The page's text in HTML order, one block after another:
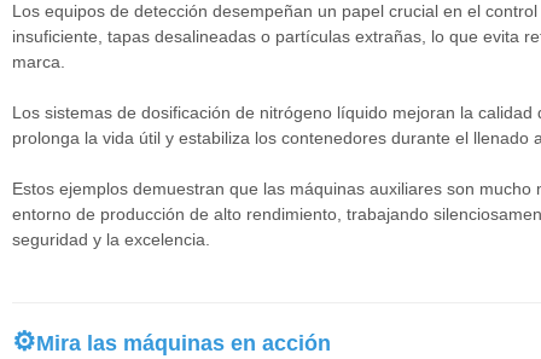
Los equipos de detección desempeñan un papel crucial en el
insuficiente, tapas desalineadas o partículas extrañas, lo que evita
marca.
Los sistemas de dosificación de nitrógeno líquido mejoran la
prolonga la vida útil y estabiliza los contenedores durante el llenado
Estos ejemplos demuestran que las máquinas auxiliares son
entorno de producción de alto rendimiento, trabajando
seguridad y la excelencia.
⚙Mira las máquinas en acción